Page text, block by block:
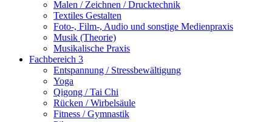
Malen / Zeichnen / Drucktechnik
Textiles Gestalten
Foto-, Film-, Audio und sonstige Medienpraxis
Musik (Theorie)
Musikalische Praxis
Fachbereich 3
Entspannung / Stressbewältigung
Yoga
Qigong / Tai Chi
Rücken / Wirbelsäule
Fitness / Gymnastik